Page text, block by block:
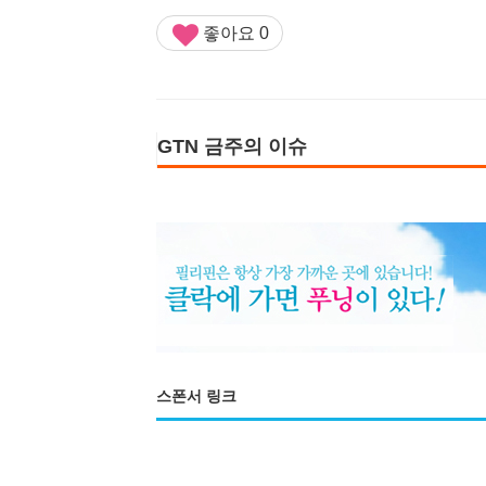
좋아요 0
GTN 금주의 이슈
스폰서 링크